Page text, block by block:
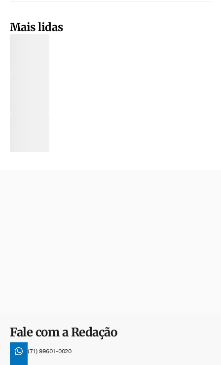
Mais lidas
Fale com a Redação
(71) 99601-0020